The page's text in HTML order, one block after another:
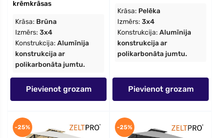
krēmkrāsas
Krāsa: Brūna
Izmērs: 3x4
Konstrukcija: Alumīnija
konstrukcija ar
polikarbonāta jumtu.
Pievienot grozam
Krāsa: Pelēka
Izmērs: 3x4
Konstrukcija: Alumīnija
konstrukcija ar
polikarbonāta jumtu.
Pievienot grozam
-25% -25%